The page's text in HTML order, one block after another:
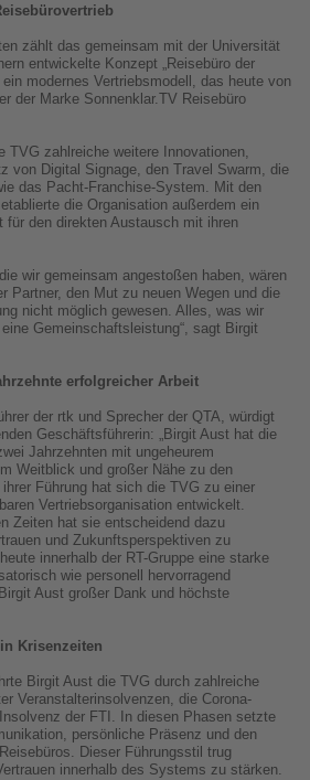
zählt das gemeinsam mit der Universität
entwickelte Konzept „Reisebüro der
modernes Vertriebsmodell, das heute von
der Marke Sonnenklar.TV Reisebüro
TVG zahlreiche weitere Innovationen,
von Digital Signage, den Travel Swarm, die
das Pacht-Franchise-System. Mit den
die Organisation außerdem ein
für den direkten Austausch mit ihren
wir gemeinsam angestoßen haben, wären
Partner, den Mut zu neuen Wegen und die
nicht möglich gewesen. Alles, was wir
Gemeinschaftsleistung“, sagt Birgit
erfolgreicher Arbeit
der rtk und Sprecher der QTA, würdigt
Geschäftsführerin: „Birgit Aust hat die
Jahrzehnten mit ungeheurem
Weitblick und großer Nähe zu den
Führung hat sich die TVG zu einer
Vertriebsorganisation entwickelt.
Zeiten hat sie entscheidend dazu
und Zukunftsperspektiven zu
innerhalb der RT-Gruppe eine starke
wie personell hervorragend
Aust großer Dank und höchste
Krisenzeiten
Birgit Aust die TVG durch zahlreiche
Veranstalterinsolvenzen, die Corona-
der FTI. In diesen Phasen setzte
persönliche Präsenz und den
Dieser Führungsstil trug
innerhalb des Systems zu stärken.